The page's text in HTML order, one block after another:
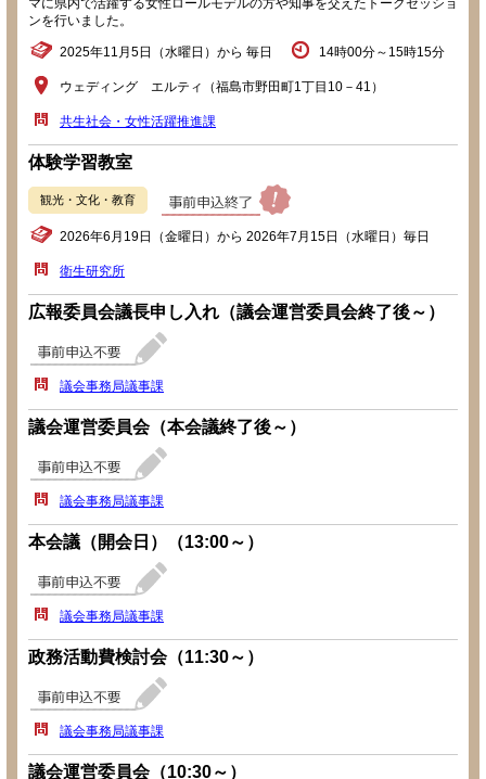
マに県内で活躍する女性ロールモデルの方や知事を交えたトークセッショ
ンを行いました。
2025年11月5日（水曜日）から 毎日 14時00分～15時15分
ウェディング エルティ（福島市野田町1丁目10－41）
共生社会・女性活躍推進課
体験学習教室
観光・文化・教育
2026年6月19日（金曜日）から 2026年7月15日（水曜日）毎日
衛生研究所
広報委員会議長申し入れ（議会運営委員会終了後～）
議会事務局議事課
議会運営委員会（本会議終了後～）
議会事務局議事課
本会議（開会日）（13:00～）
議会事務局議事課
政務活動費検討会（11:30～）
議会事務局議事課
議会運営委員会（10:30～）